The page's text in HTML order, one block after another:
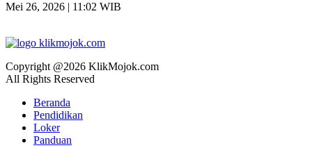
Mei 26, 2026 | 11:02 WIB
Copyright @2026 KlikMojok.com
All Rights Reserved
Beranda
Pendidikan
Loker
Panduan